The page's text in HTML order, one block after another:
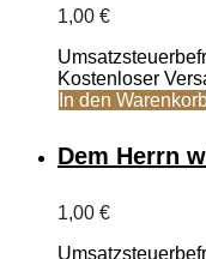
1,00 €
Kostenloser
In den
Dem Herrn
1,00 €